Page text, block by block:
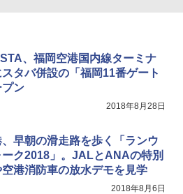
クト iimono117 (ブルー)
、福岡空港国内線ターミナ
タバ併設の「福岡11番ゲート
プン
2018年8月28日
早朝の滑走路を歩く「ランウ
ーク2018」。JALとANAの特別
港消防車の放水デモを見学
2018年8月6日